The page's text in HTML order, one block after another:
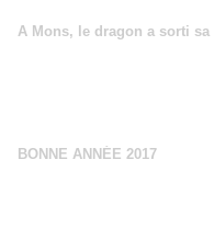
A Mons, le dragon a sorti
BONNE ANNÉE 2017